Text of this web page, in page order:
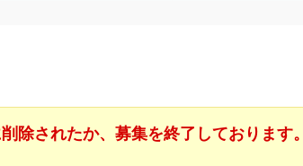
除されたか、募集を終了しております。